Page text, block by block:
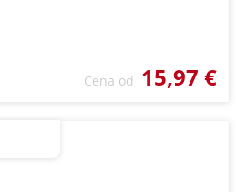
Cena od 15,97 €